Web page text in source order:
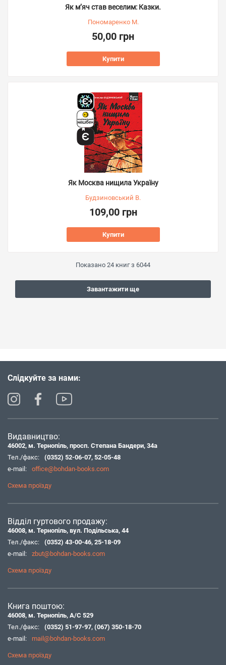
Як м’яч став веселим: Казки.
Пономаренко М.
50,00 грн
Купити
Як Москва нищила Україну
Будзиновський В.
109,00 грн
Купити
Показано 24 книг з 6044
Завантажити ще
Слідкуйте за нами:
Видавництво:
46002, м. Тернопіль, просп. Степана Бандери, 34а
Тел./факс:
(0352) 52-06-07, 52-05-48
e-mail:
office@bohdan-books.com
Схема проїзду
Відділ гуртового продажу:
46008, м. Тернопіль, вул. Подільська, 44
Тел./факс:
(0352) 43-00-46, 25-18-09
e-mail:
zbut@bohdan-books.com
Схема проїзду
Книга поштою:
46008, м. Тернопіль, А/С 529
Тел./факс:
(0352) 51-97-97, (067) 350-18-70
e-mail:
mail@bohdan-books.com
Схема проїзду